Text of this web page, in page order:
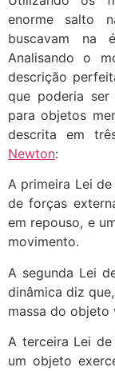
enorme salto
buscavam na
Analisando o
descrição
que poderia
para objetos
descrita em
Newton:
A primeira Lei
de forças
em repouso, e
movimento.
A segunda Lei
dinâmica diz
massa do objeto
A terceira Lei
um objeto